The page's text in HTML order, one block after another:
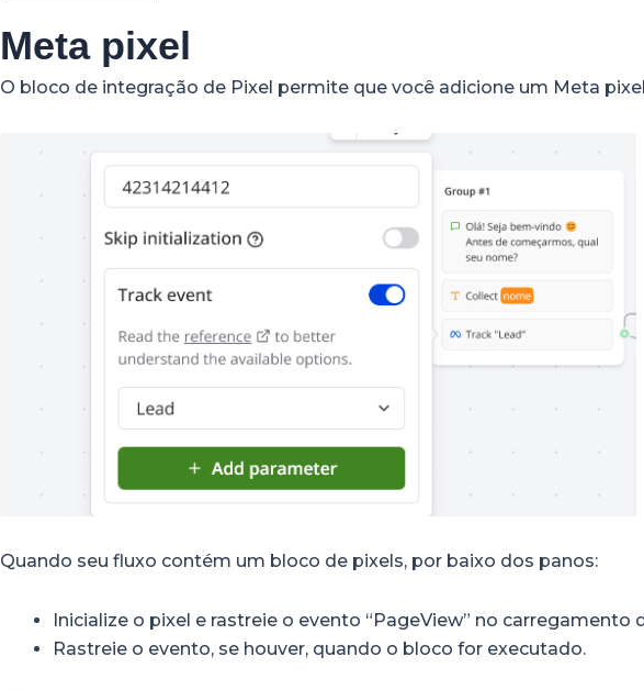
Meta pixel
O bloco de integração de Pixel permite que você adicione um Meta
Quando seu fluxo contém um bloco de pixels, por baixo dos panos:
Inicialize o pixel e rastreie o evento “PageView” no carregamento
Rastreie o evento, se houver, quando o bloco for executado.